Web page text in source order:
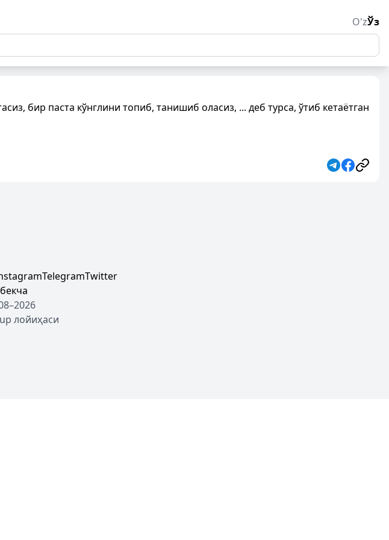
O'zЎз
бир паста кўнглини топиб, танишиб оласиз, ... деб турса, ўтиб кетаётган
TelegramTwitter
лойиҳаси